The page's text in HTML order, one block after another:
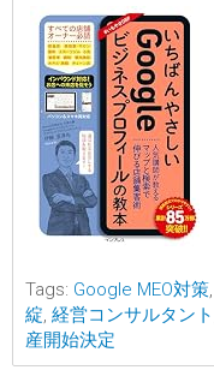
Tags: Google MEO対策,
綻, 経営コンサルタント
産開始決定